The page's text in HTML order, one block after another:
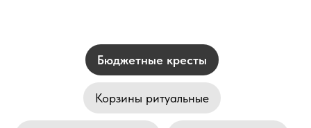
Бюджетные кресты
Корзины ритуальные